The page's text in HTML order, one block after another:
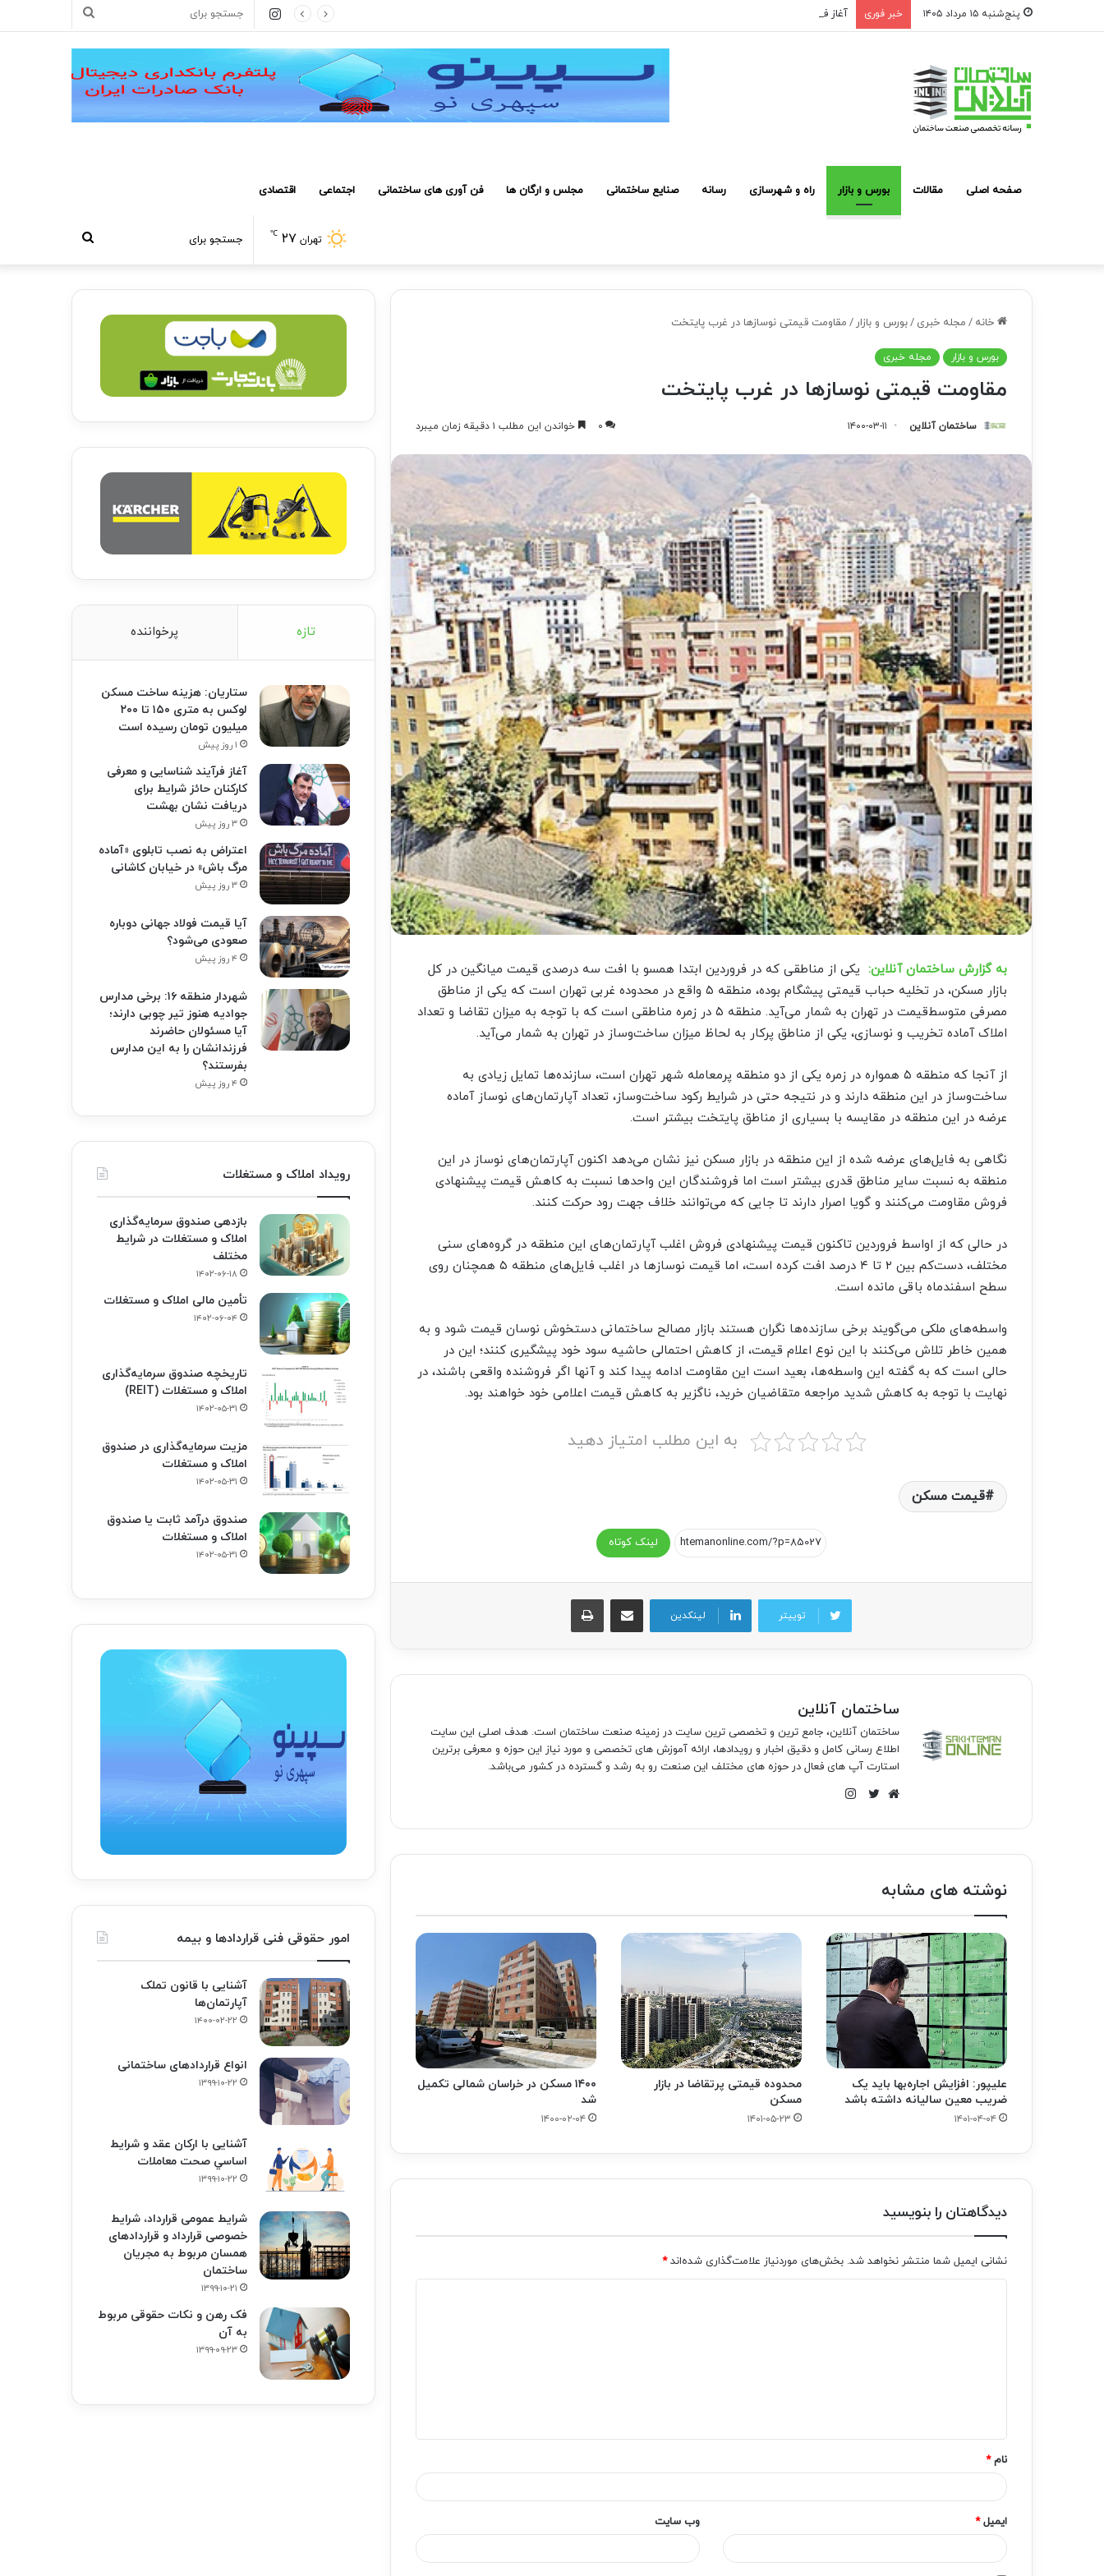
پنج‌شنبه ۱۵ مرداد ۱۴۰۵ خبر فوری آغاز فرآیند شناسایی و معرفی کارکنان حائز شرایط برای دریافت نشان بهشت
جستجو
اینستاگرام
صفحه اصلی مقالات بورس و بازار راه و شهرسازی رسانه صنایع ساختمانی مجلس و ارگان ها فن آوری های ساختمانی اجتماعی اقتصادی
جستجو
برای
تهران ۲۷ ℃
خانه / مجله خبری /بورس و بازار / مقاومت قیمتی نوسازها در غرب پایتخت
بورس و بازار مجله خبری
مقاومت قیمتی نوسازها در غرب پایتخت
ساختمان آنلاین ۱۴۰۰-۰۳-۱۱ ۰ خواندن این مطلب ۱ دقیقه زمان میبرد
به گزارش ساختمان آنلاین: یکی از مناطقی که در فروردین ابتدا همسو با افت سه درصدی قیمت میانگین در کل
بازار مسکن، در تخلیه حباب قیمتی پیشگام بوده،‌ منطقه ۵ واقع در محدوده غربی تهران است که یکی از مناطق
مصرفی متوسط‌قیمت در تهران به شمار می‌آید. منطقه ۵ در زمره مناطقی است که با توجه به میزان تقاضا و تعداد
املاک آماده تخریب و نوسازی، یکی از مناطق پرکار به لحاظ میزان ساخت‌وساز در تهران به شمار می‌آید.
از آنجا که منطقه ۵ همواره در زمره یکی از دو منطقه پرمعامله شهر تهران است، سازنده‌ها تمایل زیادی به
ساخت‌وساز در این منطقه دارند و در نتیجه حتی در شرایط رکود ساخت‌وساز، تعداد آپارتمان‌های نوساز آماده
عرضه در این منطقه در مقایسه با بسیاری از مناطق پایتخت بیشتر است.
نگاهی به فایل‌های عرضه شده از این منطقه در بازار مسکن نیز نشان می‌دهد اکنون آپارتمان‌های نوساز در این
منطقه به نسبت سایر مناطق قدری بیشتر است اما فروشندگان این واحدها نسبت به کاهش قیمت پیشنهادی
فروش مقاومت می‌کنند و گویا اصرار دارند تا جایی که می‌توانند خلاف جهت رود حرکت کنند.
در حالی که از اواسط فروردین تاکنون قیمت پیشنهادی فروش اغلب آپارتمان‌های این منطقه در گروه‌های سنی
مختلف، دست‌کم بین ۲ تا ۴ درصد افت کرده است، اما قیمت نوسازها در اغلب فایل‌های منطقه ۵ همچنان روی
سطح اسفندماه باقی مانده است.
واسطه‌های ملکی می‌گویند برخی سازنده‌ها نگران هستند بازار مصالح ساختمانی دستخوش نوسان قیمت شود و به
همین خاطر تلاش می‌کنند با این نوع اعلام قیمت، از کاهش احتمالی حاشیه سود خود پیشگیری کنند؛ این در
حالی است که به گفته این واسطه‌ها، بعید است این مقاومت ادامه پیدا کند و آنها اگر فروشنده واقعی باشند، در
نهایت با توجه به کاهش شدید مراجعه متقاضیان خرید، ناگزیر به کاهش قیمت اعلامی خود خواهند بود.
به این مطلب امتیاز دهید
قیمت مسکن
لینک کوتاه
توییتر لینکدین
اشتراک گذاری از طریق ایمیل چاپ
ساختمان آنلاین
ساختمان آنلاین، جامع ترین و تخصصی ترین سایت در زمینه صنعت ساختمان است. هدف اصلی این سایت
اطلاع رسانی کامل و دقیق اخبار و رویدادها، ارائه آموزش های تخصصی و مورد نیاز این حوزه و معرفی برترین
استارت آپ های فعال در حوزه های مختلف این صنعت رو به رشد و گسترده در کشور می‌باشد.
نوشته های مشابه
علیپور: افزایش اجاره‌بها باید یک
ضریب معین سالیانه داشته باشد
۱۴۰۱-۰۴-۰۴
محدوده قیمتی پرتقاضا در بازار
مسکن
۱۴۰۱-۰۵-۲۳
۱۴۰۰ مسکن در خراسان شمالی تکمیل
شد
۱۴۰۰-۰۲-۰۴
دیدگاهتان را بنویسید
نشانی ایمیل شما منتشر نخواهد شد. بخش‌های موردنیاز علامت‌گذاری شده‌اند*
*
نام*
ایمیل* وب‌ سایت
تازه پرخواننده
ستاریان: هزینه ساخت مسکن
لوکس به متری ۱۵۰ تا ۲۰۰
میلیون تومان رسیده است
۱ روز پیش
آغاز فرآیند شناسایی و معرفی
کارکنان حائز شرایط برای
دریافت نشان بهشت
۳ روز پیش
اعتراض به نصب تابلوی «آماده
مرگ باش» در خیابان کاشانی
۳ روز پیش
آیا قیمت فولاد جهانی دوباره
صعودی می‌شود؟
۴ روز پیش
شهردار منطقه ۱۶: برخی مدارس
جوادیه هنوز تیر چوبی دارند؛
آیا مسئولان حاضرند
فرزندانشان را به این مدارس
بفرستند؟
۴ روز پیش
رویداد املاک و مستغلات
بازدهی صندوق سرمایه‌گذاری
املاک و مستغلات در شرایط
مختلف
۱۴۰۲-۰۶-۱۸
تأمین مالی املاک و مستغلات
۱۴۰۲-۰۶-۰۴
تاریخچه صندوق سرمایه‌گذاری
املاک و مستغلات (REIT)
۱۴۰۲-۰۵-۳۱
مزیت سرمایه‌گذاری در صندوق
املاک و مستغلات
۱۴۰۲-۰۵-۳۱
صندوق درآمد ثابت یا صندوق
املاک و مستغلات
۱۴۰۲-۰۵-۳۱
امور حقوقی فنی قراردادها و بیمه
آشنایی با قانون تملک
آپارتمان‌ها
۱۴۰۰-۰۲-۲۲
انواع قراردادهای ساختمانی
۱۳۹۹-۱۰-۲۲
آشنایی با ارکان عقد و شرايط
اساسي صحت معاملات
۱۳۹۹-۱۰-۲۲
شرایط عمومی قرارداد، شرایط
خصوصی قرارداد و قراردادهای
همسان مربوط به مجریان
ساختمان
۱۳۹۹-۱۰-۲۱
فک‌ رهن و نکات حقوقی مربوط
به آن
۱۳۹۹-۰۹-۲۳